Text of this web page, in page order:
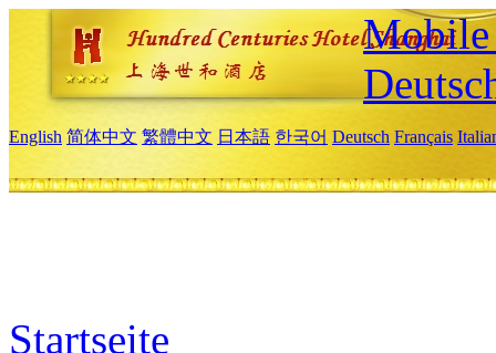
Mobile
English 简体中文 繁體中文 日本語 한국어 Deutsch Français
Startseite